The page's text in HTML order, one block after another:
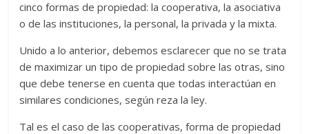
cinco formas de propiedad: la cooperativa, la asociativa
o de las instituciones, la personal, la privada y la mixta.
Unido a lo anterior, debemos esclarecer que no se trata
de maximizar un tipo de propiedad sobre las otras, sino
que debe tenerse en cuenta que todas interactúan en
similares condiciones, según reza la ley.
Tal es el caso de las cooperativas, forma de propiedad